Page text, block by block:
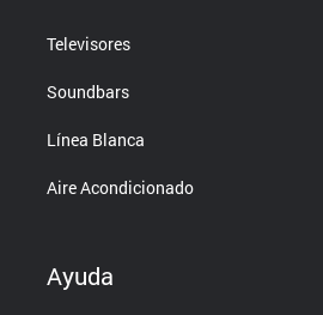
Televisores
Soundbars
Línea Blanca
Aire Acondicionado
Ayuda